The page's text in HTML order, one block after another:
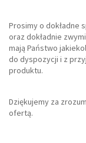
Prosimy o dokładne
oraz dokładnie
mają Państwo
do dyspozycji i z
produktu.
Dziękujemy za
ofertą.